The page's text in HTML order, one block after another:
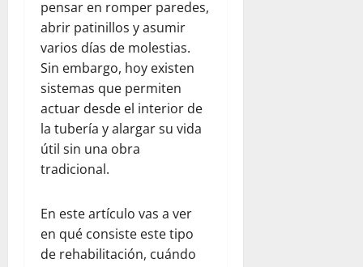
pensar en romper paredes,
abrir patinillos y asumir
varios días de molestias.
Sin embargo, hoy existen
sistemas que permiten
actuar desde el interior de
la tubería y alargar su vida
útil sin una obra
tradicional.
En este artículo vas a ver
en qué consiste este tipo
de rehabilitación, cuándo